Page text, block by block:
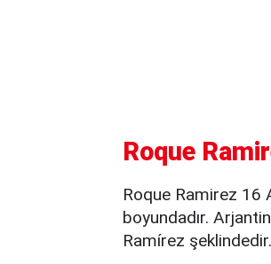
Roque
Roque Ramirez
boyundadır.
Ramírez şeklindedir.